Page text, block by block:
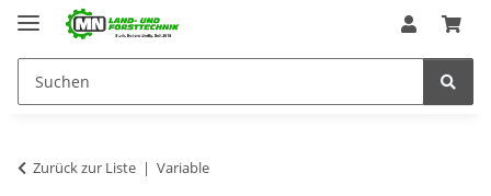
Zurück zur Liste Variable